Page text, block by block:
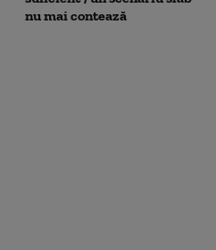
nu mai contează